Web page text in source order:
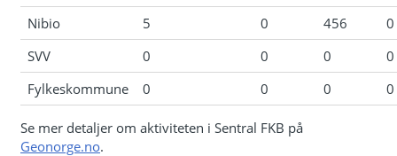
Nibio
5 0 456
0
SVV
0 0 0
0
Fylkeskommune
0 0 0 0
Se mer detaljer om aktiviteten i Sentral FKB på
Geonorge.no.